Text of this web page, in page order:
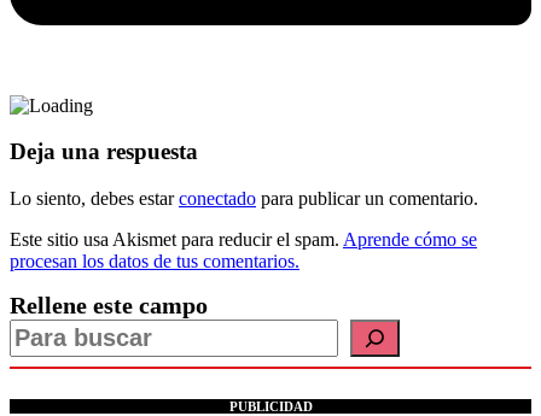
Deja una respuesta
Lo siento, debes estarconectado para publicar un comentario.
Este sitio usa Akismet para reducir el spam. Aprende cómo se
procesan los datos de tus comentarios.
Rellene este campo
PUBLICIDAD